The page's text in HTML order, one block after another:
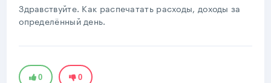
Здравствуйте. Как распечатать расходы, доходы за
определённый день.
0 0